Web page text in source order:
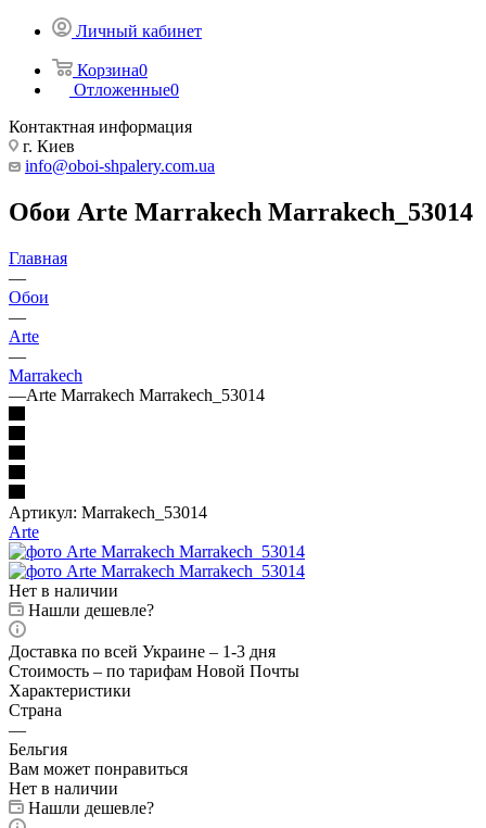
Личный кабинет
Корзина0
Отложенные0
Контактная информация
г. Киев
info@oboi-shpalery.com.ua
Обои Arte Marrakech Marrakech_53014
Главная
—
Обои
—
Arte
—
Marrakech
—Arte Marrakech Marrakech_53014
Артикул: Marrakech_53014
Arte
Нет в наличии
Нашли дешевле?
Доставка по всей Украине – 1-3 дня
Стоимость – по тарифам Новой Почты
Характеристики
Страна
—
Бельгия
Вам может понравиться
Нет в наличии
Нашли дешевле?